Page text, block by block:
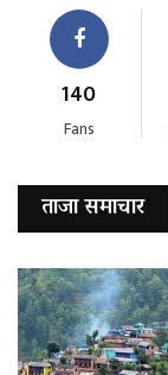
140
Fans
ताजा समाचार